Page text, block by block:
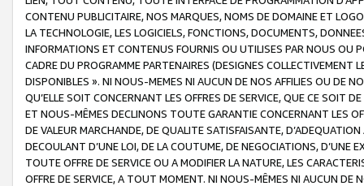
CONTENU PUBLICITAIRE, NOS MARQUES, NOMS DE DOMAINE ET
LA TECHNOLOGIE, LES LOGICIELS, FONCTIONS, DOCUMENTS,
INFORMATIONS ET CONTENUS FOURNIS OU UTILISES PAR NOUS OU
CADRE DU PROGRAMME PARTENAIRES (DESIGNES COLLECTIVEMENT
DISPONIBLES ». NI NOUS-MEMES NI AUCUN DE NOS AFFILIES OU DE
QU’ELLE SOIT CONCERNANT LES OFFRES DE SERVICE, QUE CE SOIT
ET NOUS-MÊMES DECLINONS TOUTE GARANTIE CONCERNANT LES
DE VALEUR MARCHANDE, DE QUALITE SATISFAISANTE,
DECOULANT D’UNE LOI, DE LA COUTUME, DE NEGOCIATIONS, D’UNE
TOUTE OFFRE DE SERVICE OU A MODIFIER LA NATURE, LES
OFFRE DE SERVICE, A TOUT MOMENT. NI NOUS-MÊMES NI AUCUN DE